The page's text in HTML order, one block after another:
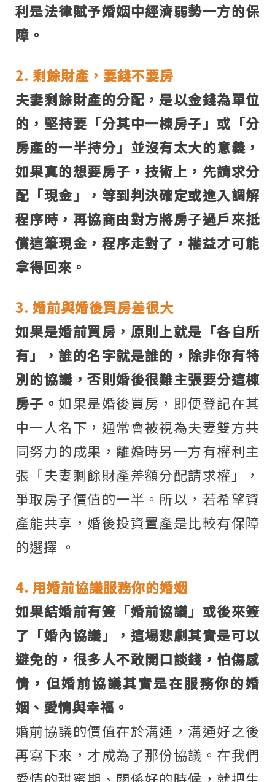
利是法律賦予婚姻中經濟弱勢一方的保
障。
2. 剩餘財產，要錢不要房
夫妻剩餘財產的分配，是以金錢為單位
的，堅持要「分其中一棟房子」或「分
房產的一半持分」並沒有太大的意義，
如果真的想要房子，技術上，先請求分
配「現金」，等到判決確定或進入調解
程序時，再協商由對方將房子過戶來抵
償這筆現金，程序走對了，權益才可能
拿得回來。
3. 婚前與婚後買房差很大
如果是婚前買房，原則上就是「各自所
有」，誰的名字就是誰的，除非你有特
別的協議，否則婚後很難主張要分這棟
房子。如果是婚後買房，即便登記在其
中一人名下，通常會被視為夫妻雙方共
同努力的成果，離婚時另一方有權利主
張「夫妻剩餘財產差額分配請求權」，
爭取房子價值的一半。所以，若希望資
產能共享，婚後投資置產是比較有保障
的選擇 。
4. 用婚前協議服務你的婚姻
如果結婚前有簽「婚前協議」或後來簽
了「婚內協議」，這場悲劇其實是可以
避免的，很多人不敢開口談錢，怕傷感
情，但婚前協議其實是在服務你的婚
姻、愛情與幸福。
婚前協議的價值在於溝通，溝通好之後
再寫下來，才成為了那份協議。在我們